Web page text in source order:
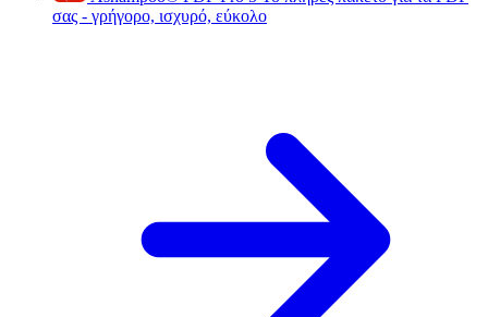
σας - γρήγορο, ισχυρό, εύκολο